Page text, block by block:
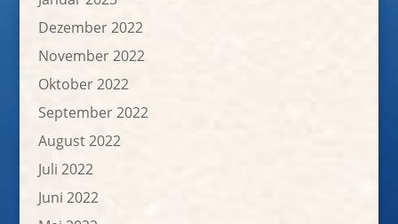
Dezember 2022
November 2022
Oktober 2022
September 2022
August 2022
Juli 2022
Juni 2022